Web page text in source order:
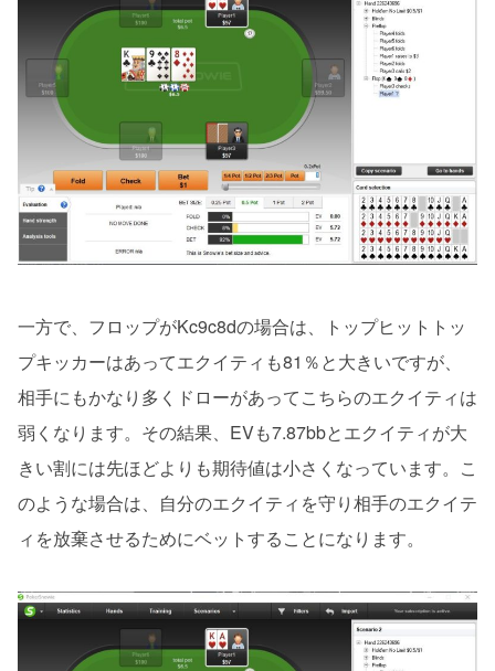
一方で、フロップがKc9c8dの場合は、トップヒットトッ
プキッカーはあってエクイティも81％と大きいですが、
相手にもかなり多くドローがあってこちらのエクイティは
弱くなります。その結果、EVも7.87bbとエクイティが大
きい割には先ほどよりも期待値は小さくなっています。こ
のような場合は、自分のエクイティを守り相手のエクイテ
ィを放棄させるためにベットすることになります。